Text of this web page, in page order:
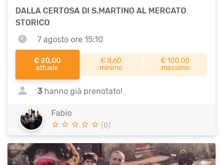
DALLA CERTOSA DI S.MARTINO AL MERCATO
STORICO
7 agosto ore 15:10
€ 20,00
attuale
€ 8,60
minimo
€ 100,00
massimo
3 hanno già prenotato!
Fabio
(0)